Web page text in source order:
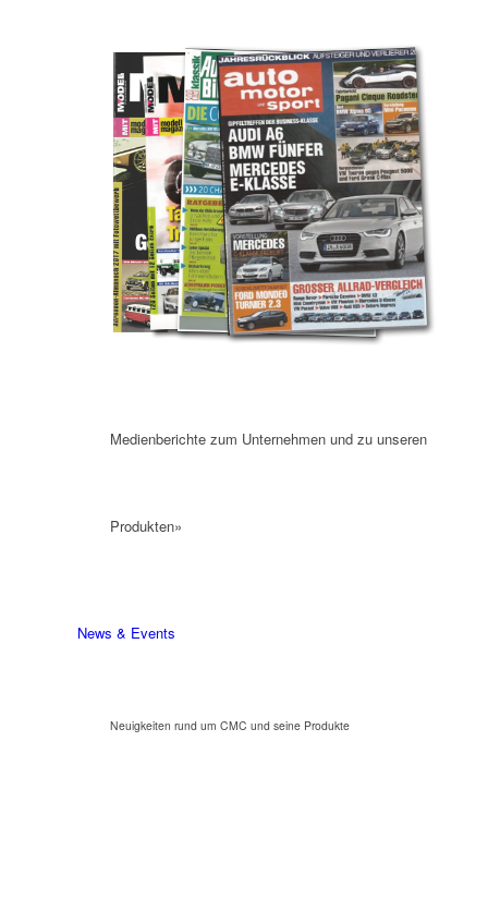
Medienberichte zum Unternehmen und zu unseren
Produkten»
News & Events
Neuigkeiten rund um CMC und seine Produkte